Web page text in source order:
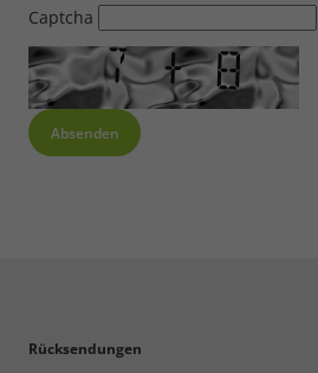
Captcha
Rücksendungen
Alle akzeptieren